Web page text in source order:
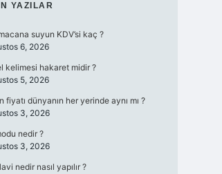
YAZILAR
suyun KDV’si kaç ?
6, 2026
kelimesi hakaret midir ?
5, 2026
fiyatı dünyanın her yerinde aynı mı ?
3, 2026
nedir ?
3, 2026
nedir nasıl yapılır ?